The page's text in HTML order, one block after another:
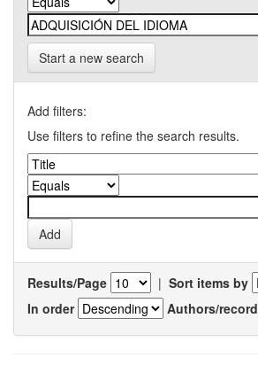
Start a new search
Add filters:
Use filters to refine the search results.
Results/Page | Sort items by
In order
Authors/record